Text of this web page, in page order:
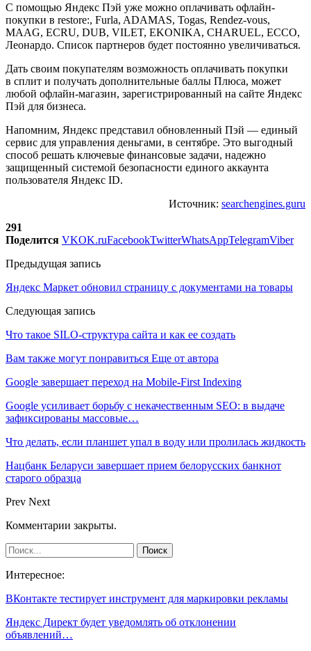
С помощью Яндекс Пэй уже можно оплачивать офлайн-
покупки в restore:, Furla, ADAMAS, Togas, Rendez-vous,
MAAG, ECRU, DUB, VILET, EKONIKA, CHARUEL, ECCO,
Леонардо. Список партнеров будет постоянно увеличиваться.
Дать своим покупателям возможность оплачивать покупки
в сплит и получать дополнительные баллы Плюса, может
любой офлайн-магазин, зарегистрированный на сайте Яндекс
Пэй для бизнеса.
Напомним, Яндекс представил обновленный Пэй — единый
сервис для управления деньгами, в сентябре. Это выгодный
способ решать ключевые финансовые задачи, надежно
защищенный системой безопасности единого аккаунта
пользователя Яндекс ID.
Источник: searchengines.guru
291
Поделится VKOK.ruFacebookTwitterWhatsAppTelegramViber
Предыдущая запись
Яндекс Маркет обновил страницу с документами на товары
Следующая запись
Что такое SILO-структура сайта и как ее создать
Вам также могут понравиться Еще от автора
Google завершает переход на Mobile-First Indexing
Google усиливает борьбу с некачественным SEO: в выдаче
зафиксированы массовые…
Что делать, если планшет упал в воду или пролилась жидкость
Нацбанк Беларуси завершает прием белорусских банкнот
старого образца
Prev Next
Комментарии закрыты.
Интересное:
ВКонтакте тестирует инструмент для маркировки рекламы
Яндекс Директ будет уведомлять об отклонении
объявлений…